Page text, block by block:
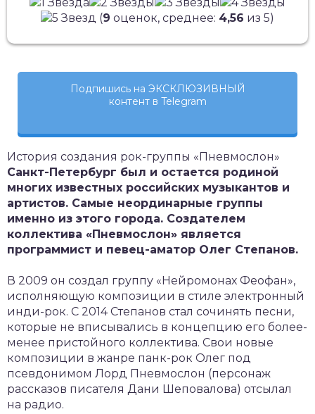
(9 оценок, среднее: 4,56 из 5)
Подпишись на ЭКСКЛЮЗИВНЫЙ
контент в Telegram
История создания рок-группы «Пневмослон»
Санкт-Петербург был и остается родиной
многих известных российских музыкантов и
артистов. Самые неординарные группы
именно из этого города. Создателем
коллектива «Пневмослон» является
программист и певец-аматор Олег Степанов.
В 2009 он создал группу «Нейромонах Феофан»,
исполняющую композиции в стиле электронный
инди-рок. С 2014 Степанов стал сочинять песни,
которые не вписывались в концепцию его более-
менее пристойного коллектива. Свои новые
композиции в жанре панк-рок Олег под
псевдонимом Лорд Пневмослон (персонаж
рассказов писателя Дани Шеповалова) отсылал
на радио.